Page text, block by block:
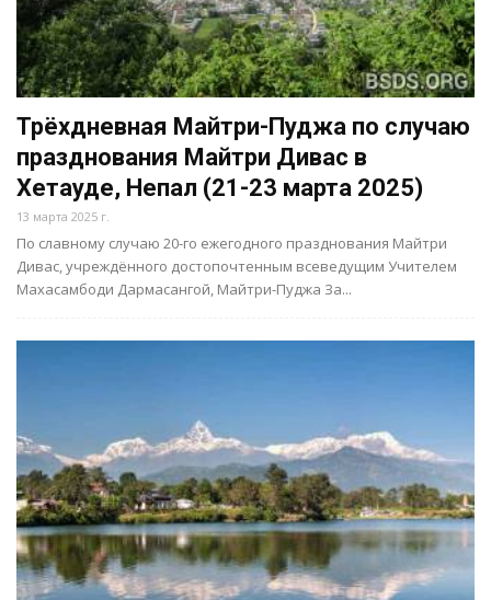
Трёхдневная Майтри-Пуджа по случаю
празднования Майтри Дивас в
Хетауде, Непал (21-23 марта 2025)
13 марта 2025 г.
По славному случаю 20-го ежегодного празднования Майтри
Дивас, учреждённого достопочтенным всеведущим Учителем
Махасамбоди Дармасангой, Майтри-Пуджа За...